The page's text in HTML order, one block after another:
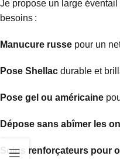
Je propose un large
besoins :
Manucure russe pour un
Pose Shellac durable et
Pose gel ou américaine
Dépose sans abîmer les
Soins renforçateurs pour